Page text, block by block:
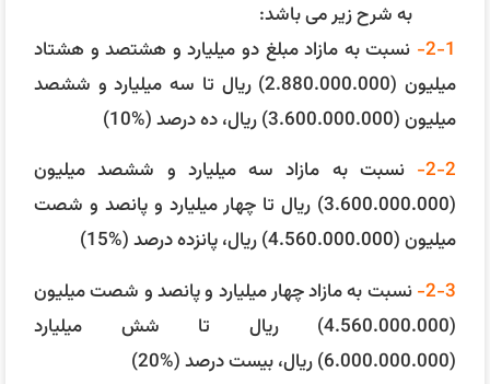
به شرح زیر می ‌باشد:
2-1- نسبت به مازاد مبلغ دو میلیارد و هشتصد و هشتاد
میلیون (2.880.000.000) ریال تا سه میلیارد و ششصد
میلیون (3.600.000.000) ریال، ده درصد (%10)
2-2-
نسبت به مازاد سه میلیارد و ششصد میلیون
(3.600.000.000) ریال تا چهار میلیارد و پانصد و شصت
میلیون (4.560.000.000) ریال، پانزده درصد (%15)
2-3- نسبت به مازاد چهار میلیارد و پانصد و شصت میلیون
(4.560.000.000) ریال تا شش میلیارد
(6.000.000.000) ریال، بیست درصد (%20)